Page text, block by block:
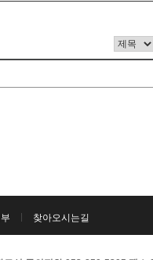
찾아오시는길